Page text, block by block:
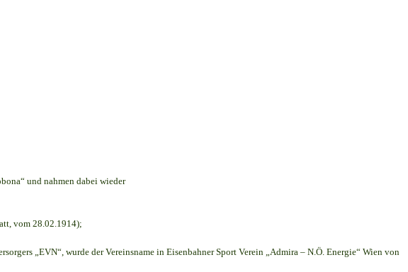
und nahmen dabei wieder
vom 28.02.1914);
„EVN“, wurde der Vereinsname in Eisenbahner Sport Verein „Admira – N.Ö. Energie“ Wien von